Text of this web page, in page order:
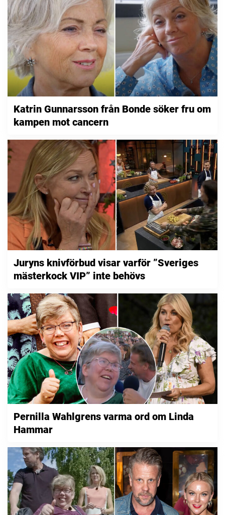
Katrin Gunnarsson från Bonde söker fru om
kampen mot cancern
Juryns knivförbud visar varför ”Sveriges
mästerkock VIP” inte behövs
Pernilla Wahlgrens varma ord om Linda
Hammar